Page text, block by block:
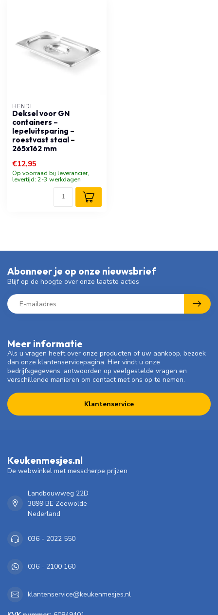
HENDI
Deksel voor GN
containers –
lepeluitsparing –
roestvast staal –
265x162 mm
€12,95
Op voorraad bij leverancier,
levertijd: 2-3 werkdagen
Meer informatie
Als u vragen heeft over onze producten of uw aankoop, bezoek
dan onze klantenservicepagina. Hier vindt u onze
bedrijfsgegevens, antwoorden op veelgestelde vragen en
verschillende manieren om contact met ons op te nemen.
Klantenservice
Abonneer je op onze nieuwsbrief
Blijf op de hoogte over onze laatste acties
Keukenmesjes.nl
De webwinkel met messcherpe prijzen
Landbouwweg 22D
3899 BE Zeewolde
Nederland
036 - 2022 550
036 - 2100 160
klantenservice@keukenmesjes.nl